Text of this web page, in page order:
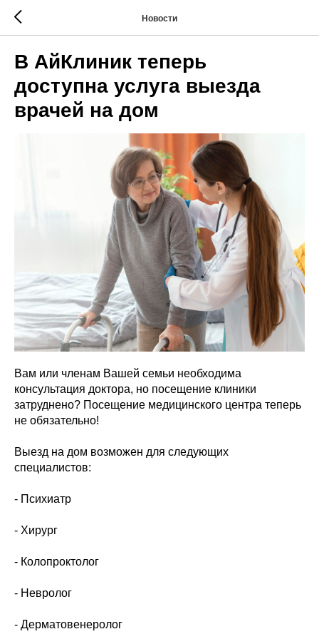
Новости
В АйКлиник теперь
доступна услуга выезда
врачей на дом
Вам или членам Вашей семьи необходима
консультация доктора, но посещение клиники
затруднено? Посещение медицинского центра теперь
не обязательно!
Выезд на дом возможен для следующих
специалистов:
- Психиатр
- Хирург
- Колопроктолог
- Невролог
- Дерматовенеролог